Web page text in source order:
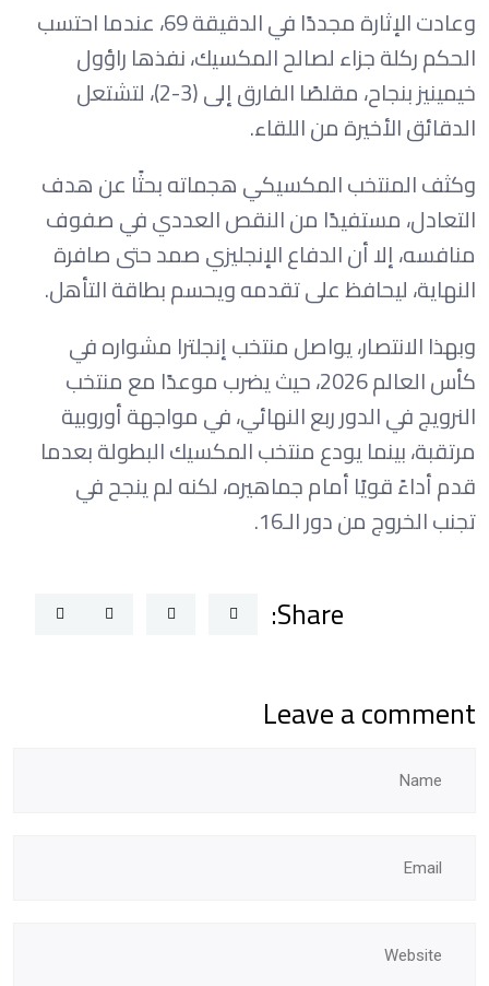
وعادت الإثارة مجددًا في الدقيقة 69، عندما احتسب
الحكم ركلة جزاء لصالح المكسيك، نفذها راؤول
خيمينيز بنجاح، مقلصًا الفارق إلى (3-2)، لتشتعل
الدقائق الأخيرة من اللقاء.
وكثف المنتخب المكسيكي هجماته بحثًا عن هدف
التعادل، مستفيدًا من النقص العددي في صفوف
منافسه، إلا أن الدفاع الإنجليزي صمد حتى صافرة
النهاية، ليحافظ على تقدمه ويحسم بطاقة التأهل.
وبهذا الانتصار، يواصل منتخب إنجلترا مشواره في
كأس العالم 2026، حيث يضرب موعدًا مع منتخب
النرويج في الدور ربع النهائي، في مواجهة أوروبية
مرتقبة، بينما يودع منتخب المكسيك البطولة بعدما
قدم أداءً قويًا أمام جماهيره، لكنه لم ينجح في
تجنب الخروج من دور الـ16.
Share:
Leave a comment